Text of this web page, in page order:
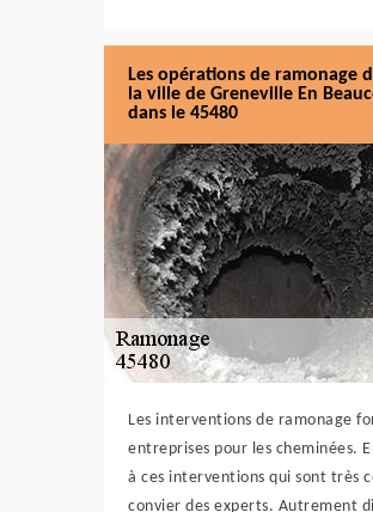
Les opérations de ramonage
la ville de Greneville En
dans le 45480
Les interventions de ramonage
entreprises pour les cheminées.
à ces interventions qui sont très
convier des experts. Autrement